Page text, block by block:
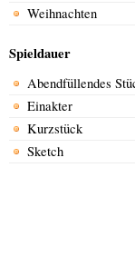
Weihnachten
Spieldauer
Abendfüllendes
Einakter
Kurzstück
Sketch